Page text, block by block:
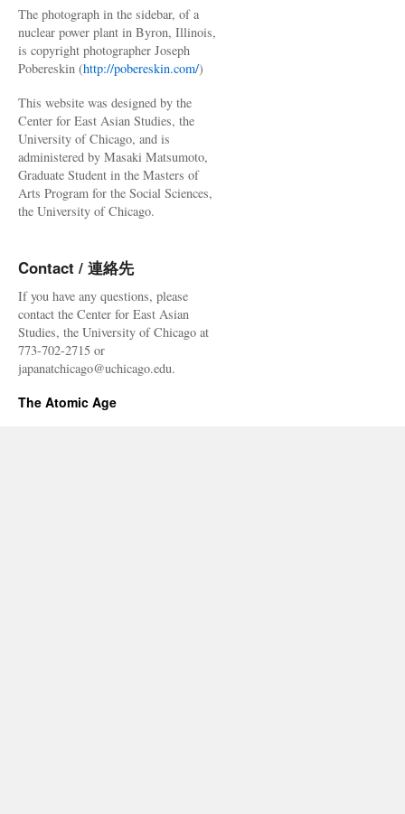
The photograph in the sidebar, of a
nuclear power plant in Byron, Illinois,
is copyright photographer Joseph
Pobereskin (http://pobereskin.com/)
This website was designed by the
Center for East Asian Studies, the
University of Chicago, and is
administered by Masaki Matsumoto,
Graduate Student in the Masters of
Arts Program for the Social Sciences,
the University of Chicago.
Contact / 連絡先
If you have any questions, please
contact the Center for East Asian
Studies, the University of Chicago at
773-702-2715 or
japanatchicago@uchicago.edu.
The Atomic Age